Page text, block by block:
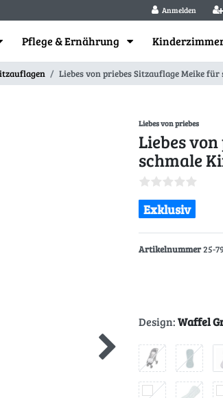
Anmelden
Pflege & Ernährung
Liebes von priebes Sitzauflage Meike
Liebes von priebes
Liebes
schmale
Exklusiv
Artikelnummer25-
Design:Waffel